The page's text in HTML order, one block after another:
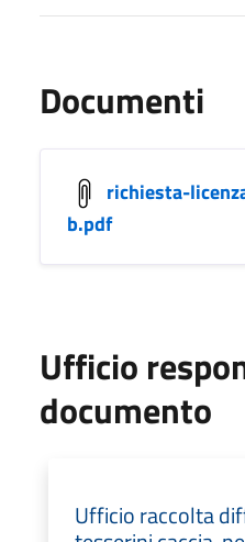
Documenti
richiesta-
b.pdf
Ufficio
documento
Ufficio raccolta